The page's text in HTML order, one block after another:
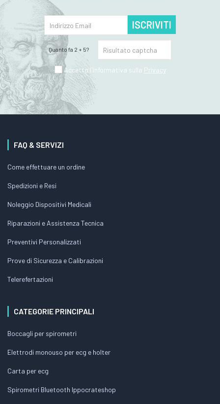
ISCRIVITI
Quanto fa 2 + 5?
Accetto l'informativa sulla Privacy
FAQ & SERVIZI
Come effettuare un ordine
Spedizioni e Resi
Noleggio Dispositivi Medicali
Riparazioni e Assistenza Tecnica
Preventivi Personalizzati
Prove di Sicurezza e Calibrazioni
Telerefertazioni
CATEGORIE PRINCIPALI
Boccagli per spirometri
Elettrodi monouso per ecg e holter
Carta per ecg
Spirometri Bluetooth Ippocrateshop